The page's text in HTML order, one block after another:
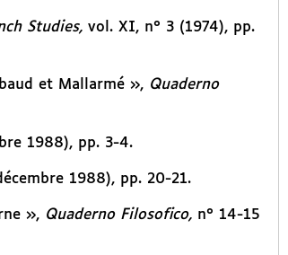
Studies,vol. XI, n° 3 (1974), pp.
et Mallarmé », Quaderno
1988), pp. 3-4.
1988), pp. 20-21.
», Quaderno Filosofico,n° 14-15